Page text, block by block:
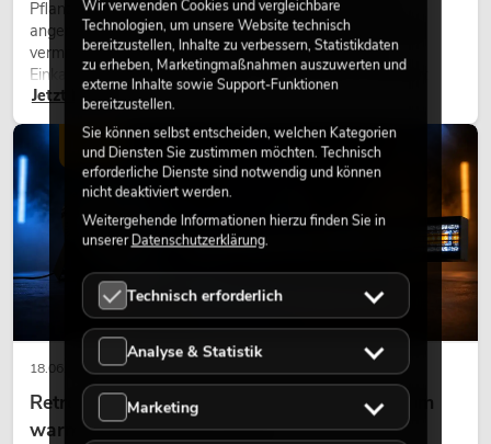
Pflanzen machen Räume lebendig. Sie schaffen eine
angenehme Atmosphäre, verbessern das Ambiente und
vermitteln Natürlichkeit. Ob in Hotels, Restaurants,
Einkaufszentren, Bürogebäuden oder auf Messeständen:
eine hochwertige Begrünung gehört heute längst zum
Jetzt lesen
18.06.2026
Retro-Licht im modernen Lichtdesign: Warum
warmes Licht wieder wirkt
LICHT
Wir verwenden Cookies und vergleichbare
Technologien, um unsere Website technisch
bereitzustellen, Inhalte zu verbessern, Statistikdaten
zu erheben, Marketingmaßnahmen auszuwerten und
externe Inhalte sowie Support-Funktionen
bereitzustellen.
Sie können selbst entscheiden, welchen Kategorien
und Diensten Sie zustimmen möchten. Technisch
erforderliche Dienste sind notwendig und können
nicht deaktiviert werden.
Weitergehende Informationen hierzu finden Sie in
unsererDatenschutzerklärung.
Technisch erforderlich
Analyse & Statistik
Marketing